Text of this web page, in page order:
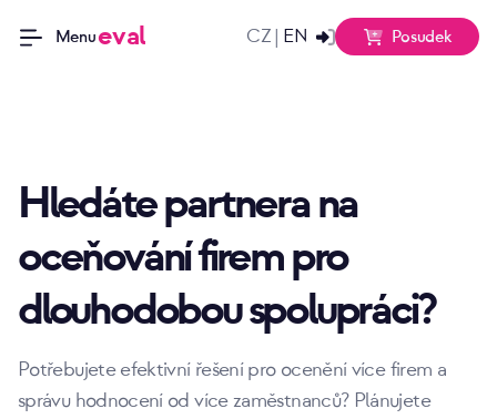
Menueval CZ| EN Posudek
Hledáte partnera na
oceňování firem pro
dlouhodobou spolupráci?
Potřebujete efektivní řešení pro ocenění více firem a
správu hodnocení od více zaměstnanců? Plánujete